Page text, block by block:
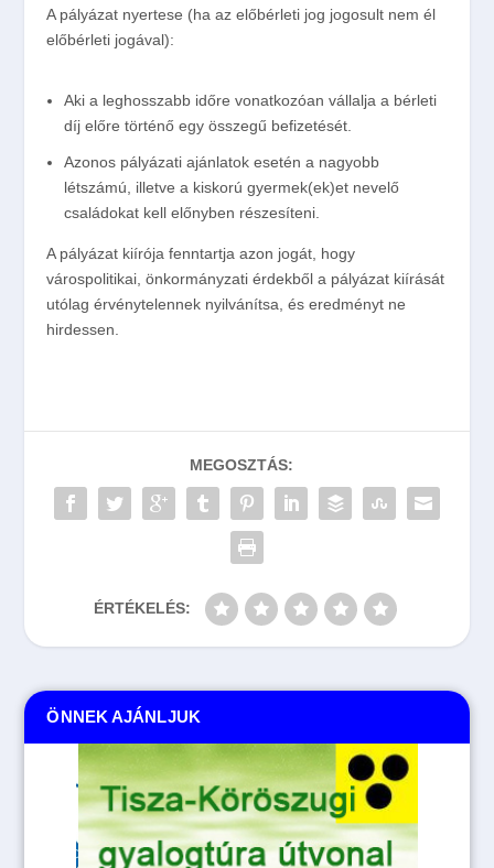
A pályázat nyertese (ha az előbérleti jog jogosult nem él
előbérleti jogával):
Aki a leghosszabb időre vonatkozóan vállalja a bérleti
díj előre történő egy összegű befizetését.
Azonos pályázati ajánlatok esetén a nagyobb
létszámú, illetve a kiskorú gyermek(ek)et nevelő
családokat kell előnyben részesíteni.
A pályázat kiírója fenntartja azon jogát, hogy
várospolitikai, önkormányzati érdekből a pályázat kiírását
utólag érvénytelennek nyilvánítsa, és eredményt ne
hirdessen.
MEGOSZTÁS:
ÉRTÉKELÉS:
ÖNNEK AJÁNLJUK